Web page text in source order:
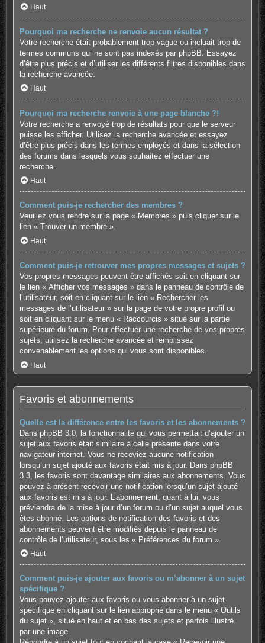
Haut
Pourquoi ma recherche ne renvoie aucun résultat ?
Votre recherche était probablement trop vague ou incluait trop de
termes communs qui ne sont pas indexés par phpBB. Essayez
d’être plus précis et d’utiliser les différents filtres disponibles dans
la recherche avancée.
Haut
Pourquoi ma recherche renvoie à une page blanche ?!
Votre recherche a renvoyé trop de résultats pour que le serveur
puisse les afficher. Utilisez la recherche avancée et essayez
d’être plus précis dans les termes employés et dans la sélection
des forums dans lesquels vous souhaitez effectuer une
recherche.
Haut
Comment puis-je rechercher des membres ?
Veuillez vous rendre sur la page « Membres » puis cliquer sur le
lien « Trouver un membre ».
Haut
Comment puis-je retrouver mes propres messages et sujets ?
Vos propres messages peuvent être affichés soit en cliquant sur
le lien « Afficher vos messages » dans le panneau de contrôle de
l’utilisateur, soit en cliquant sur le lien « Rechercher les
messages de l’utilisateur » sur la page de votre propre profil ou
soit en cliquant sur le menu « Raccourcis » situé sur la partie
supérieure du forum. Pour effectuer une recherche de vos propres
sujets, utilisez la recherche avancée et remplissez
convenablement les options qui vous sont disponibles.
Haut
Favoris et abonnements
Quelle est la différence entre les favoris et les abonnements ?
Dans phpBB 3.0, la fonctionnalité qui vous permettait d’ajouter un
sujet aux favoris était similaire à celle présente dans votre
navigateur internet. Vous ne receviez aucune notification
lorsqu’un sujet ajouté aux favoris était mis à jour. Dans phpBB
3.3, les favoris sont davantage similaires aux abonnements. Vous
pouvez à présent recevoir une notification lorsqu’un sujet ajouté
aux favoris est mis à jour. L’abonnement, quant à lui, vous
préviendra de la mise à jour d’un forum ou d’un sujet auquel vous
êtes abonné. Les options de notification des favoris et des
abonnements peuvent être modifiés depuis le panneau de
contrôle de l’utilisateur, sous les « Préférences du forum ».
Haut
Comment puis-je ajouter aux favoris ou m’abonner à un sujet
spécifique ?
Vous pouvez ajouter aux favoris ou vous abonner à un sujet
spécifique en cliquant sur le lien approprié dans le menu « Outils
du sujet », situé en haut et en bas des sujets et parfois illustré
par une image.